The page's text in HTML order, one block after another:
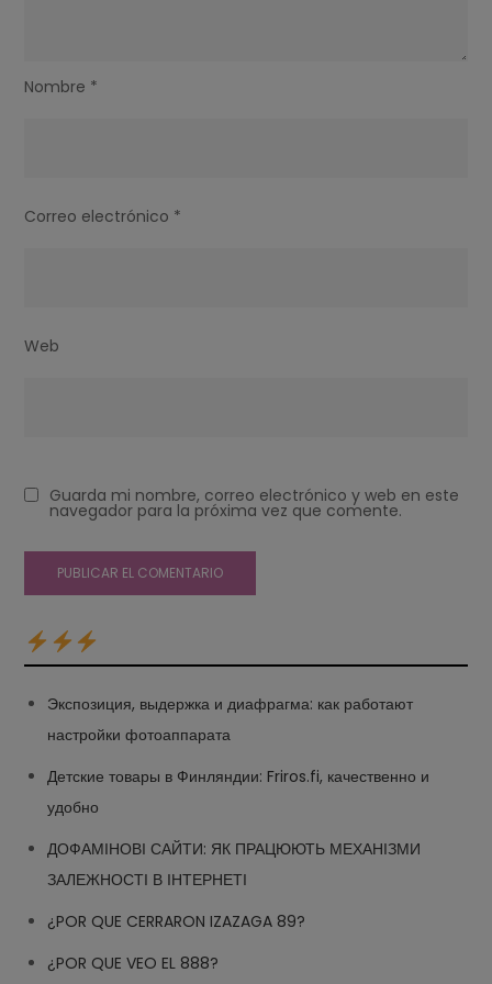
Nombre *
Correo electrónico *
Web
Guarda mi nombre, correo electrónico y web en este
navegador para la próxima vez que comente.
Экспозиция, выдержка и диафрагма: как работают
настройки фотоаппарата
Детские товары в Финляндии: Friros.fi, качественно и
удобно
ДОФАМІНОВІ САЙТИ: ЯК ПРАЦЮЮТЬ МЕХАНІЗМИ
ЗАЛЕЖНОСТІ В ІНТЕРНЕТІ
¿POR QUE CERRARON IZAZAGA 89?
¿POR QUE VEO EL 888?